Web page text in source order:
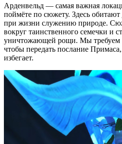
Арденвельд — самая важная
поймёте по сюжету. Здесь
при жизни служению природе.
вокруг таинственного семечки и
уничтожающей рощи. Мы требуем
чтобы передать послание
избегает.